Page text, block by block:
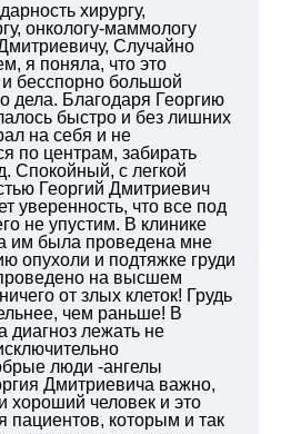
хирургу,
онкологу-маммологу
Случайно
я поняла, что это
бесспорно большой
дела. Благодаря Георгию
быстро и без лишних
на себя и не
по центрам, забирать
Спокойный, с легкой
Георгий Дмитриевич
уверенность, что все под
не упустим. В клинике
им была проведена мне
опухоли и подтяжке груди
на высшем
от злых клеток! Грудь
чем раньше! В
лежать не
люди -ангелы
Дмитриевича важно,
хороший человек и это
которым и так